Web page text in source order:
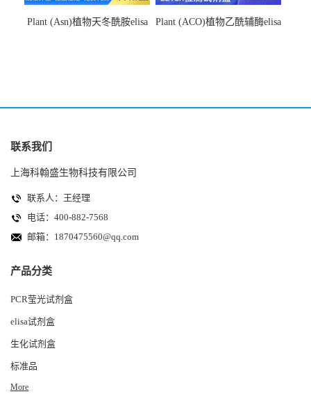
Plant (Asn)植物天冬酰胺elisa
Plant (ACO)植物乙酰辅酶elisa
联系我们
上海科翰盛生物科技有限公司
联系人：王经理
电话：400-882-7568
邮箱： 1870475560@qq.com
产品分类
PCR莹光试剂盒
elisa试剂盒
生化试剂盒
标准品
More